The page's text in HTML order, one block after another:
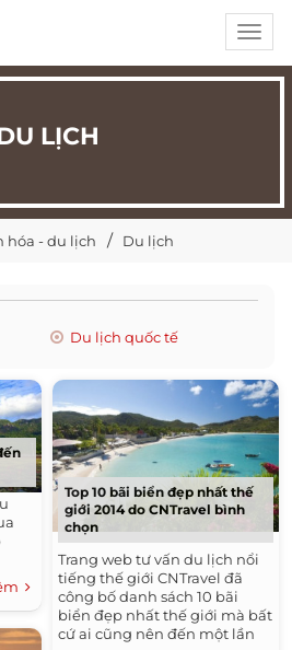
LỊCH
hóa - du lịch Du lịch
Du lịch quốc tế
Top 10 bãi biển đẹp nhất thế
giới 2014 do CNTravel bình
chọn
Trang web tư vấn du lịch nổi
tiếng thế giới CNTravel đã
công bố danh sách 10 bãi
biển đẹp nhất thế giới mà bất
cứ ai cũng nên đến một lần